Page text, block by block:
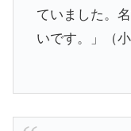
ていました。
いです。」（